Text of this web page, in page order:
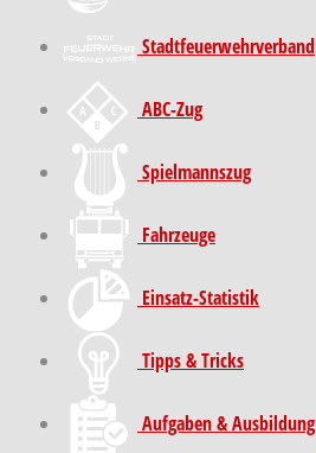
Stadt­feuer­wehr­verband
ABC-Zug
Spielmannszug
Fahrzeuge
Einsatz-Statistik
Tipps & Tricks
Aufgaben & Ausbildung